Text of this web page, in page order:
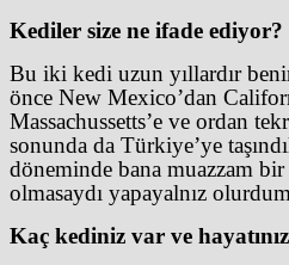
Kediler size ne ifade ediyor?
Bu iki kedi uzun yıllardır
önce New Mexico’dan
Massachussetts’e ve ordan
sonunda da Türkiye’ye
döneminde bana muazzam
olmasaydı yapayalnız
Kaç kediniz var ve